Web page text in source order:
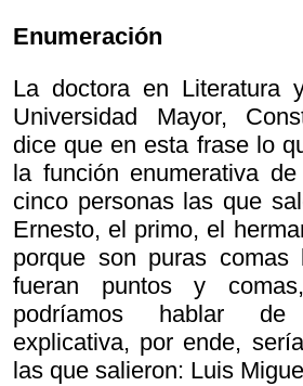
Enumeración
La doctora en Literatura
Universidad Mayor,
dice que en esta frase lo
la función enumerativa
cinco personas las que
Ernesto, el primo, el
porque son puras
fueran puntos y
podríamos hablar
explicativa, por ende,
las que salieron: Luis